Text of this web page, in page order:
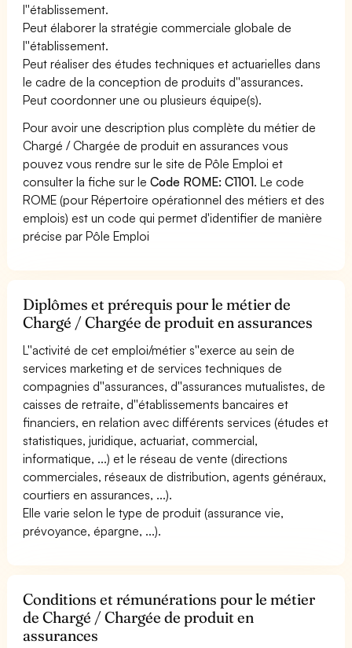
l''établissement.
Peut élaborer la stratégie commerciale globale de
l''établissement.
Peut réaliser des études techniques et actuarielles dans
le cadre de la conception de produits d''assurances.
Peut coordonner une ou plusieurs équipe(s).
Pour avoir une description plus complète du métier de
Chargé / Chargée de produit en assurances vous
pouvez vous rendre sur le site de Pôle Emploi et
consulter la fiche sur leCode ROME: C1101. Le code
ROME (pour Répertoire opérationnel des métiers et des
emplois) est un code qui permet d'identifier de manière
précise par Pôle Emploi
Diplômes et prérequis pour le métier de
Chargé / Chargée de produit en assurances
L''activité de cet emploi/métier s''exerce au sein de
services marketing et de services techniques de
compagnies d''assurances, d''assurances mutualistes, de
caisses de retraite, d''établissements bancaires et
financiers, en relation avec différents services (études et
statistiques, juridique, actuariat, commercial,
informatique, ...) et le réseau de vente (directions
commerciales, réseaux de distribution, agents généraux,
courtiers en assurances, ...).
Elle varie selon le type de produit (assurance vie,
prévoyance, épargne, ...).
Conditions et rémunérations pour le métier
de Chargé / Chargée de produit en
assurances